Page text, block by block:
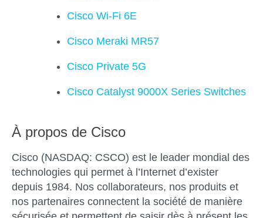
Cisco Wi-Fi 6E
Cisco Meraki MR57
Cisco Private 5G
Cisco Catalyst 9000X Series Switches
À propos de Cisco
Cisco (NASDAQ: CSCO) est le leader mondial des
technologies qui permet à l’Internet d’exister
depuis 1984. Nos collaborateurs, nos produits et
nos partenaires connectent la société de manière